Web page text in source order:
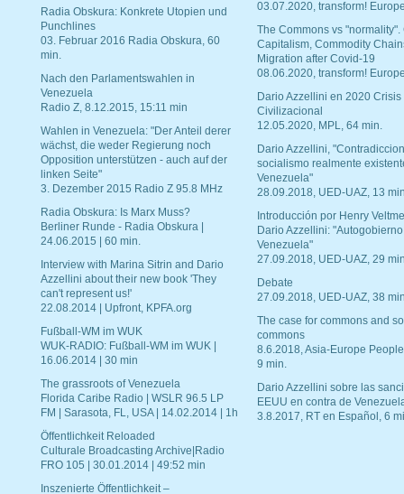
Radia Obskura: Konkrete Utopien und
Punchlines
03. Februar 2016 Radia Obskura, 60
min.
Nach den Parlamentswahlen in
Venezuela
Radio Z, 8.12.2015, 15:11 min
Wahlen in Venezuela: "Der Anteil derer
wächst, die weder Regierung noch
Opposition unterstützen - auch auf der
linken Seite"
3. Dezember 2015 Radio Z 95.8 MHz
Radia Obskura: Is Marx Muss?
Berliner Runde - Radia Obskura |
24.06.2015 | 60 min.
Interview with Marina Sitrin and Dario
Azzellini about their new book 'They
can't represent us!'
22.08.2014 | Upfront, KPFA.org
Fußball-WM im WUK
WUK-RADIO: Fußball-WM im WUK |
16.06.2014 | 30 min
The grassroots of Venezuela
Florida Caribe Radio | WSLR 96.5 LP
FM | Sarasota, FL, USA | 14.02.2014 | 1h
Öffentlichkeit Reloaded
Culturale Broadcasting Archive|Radio
FRO 105 | 30.01.2014 | 49:52 min
Inszenierte Öffentlichkeit –
03.07.2020, transform!
The Commons vs "normality".
Capitalism, Commodity
Migration after Covid-19
08.06.2020, transform!
Dario Azzellini en 2020 Crisis
Civilizacional
12.05.2020, MPL, 64 min.
Dario Azzellini,
socialismo realmente
Venezuela"
28.09.2018, UED-UAZ, 13
Introducción por Henry
Dario Azzellini:
Venezuela"
27.09.2018, UED-UAZ, 29
Debate
27.09.2018, UED-UAZ, 38
The case for commons and
commons
8.6.2018, Asia-Europe
9 min.
Dario Azzellini sobre las
EEUU en contra de
3.8.2017, RT en Español, 6